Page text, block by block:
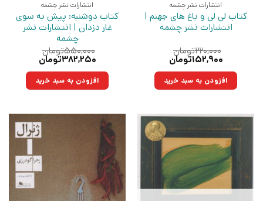
انتشارات نشر چشمه
کتاب لی لی و باغ های جهنم |
انتشارات نشر چشمه
۲۲۰,۰۰۰تومان
قیمت
۲۲۰,۰۰۰تومان
بود.
۱۵۲,۹۰۰تومان
۱۵۲,۹۰۰تومان.افزودن به سبد خرید
انتشارات نشر چشمه
کتاب دوشنبه: پیش به سوی
غار دزدان | انتشارات نشر
چشمه
۵۵۰,۰۰۰تومان
قیمت
۵۵۰,۰۰۰تومان
بود.
۳۸۲,۲۵۰تومان
۳۸۲,۲۵۰تومان.افزودن به سبد خرید